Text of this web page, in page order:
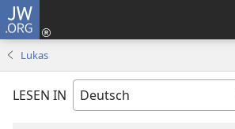
JW.ORG
Lukas
LESEN IN